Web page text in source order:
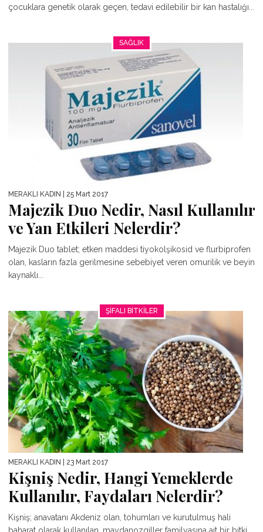
çocuklara genetik olarak geçen, tedavi edilebilir bir kan hastalığı...
SAĞLIK
MERAKLI KADIN | 25 Mart 2017
Majezik Duo Nedir, Nasıl Kullanılır
ve Yan Etkileri Nelerdir?
Majezik Duo tablet; etken maddesi tiyokolşikosid ve flurbiprofen
olan, kasların fazla gerilmesine sebebiyet veren omurilik ve beyin
kaynaklı...
ŞIFALI BITKILER
MERAKLI KADIN | 23 Mart 2017
Kişniş Nedir, Hangi Yemeklerde
Kullanılır, Faydaları Nelerdir?
Kişniş; anavatanı Akdeniz olan, tohumları ve kurutulmuş hali
baharat olarak kullanılan, maydanozgiller familyasına ait bir bitki